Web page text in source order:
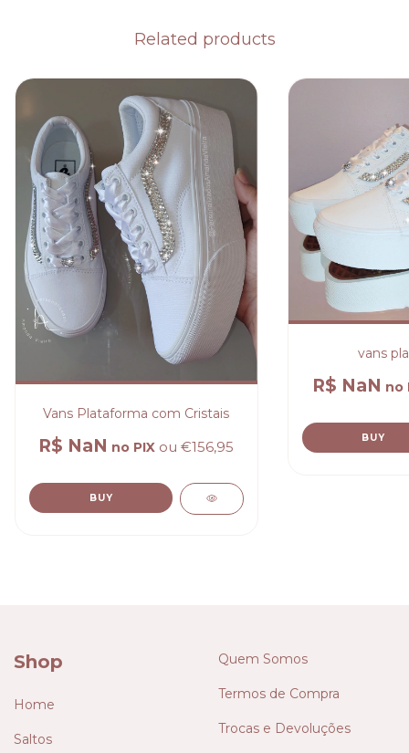
Related products
Vans Plataforma com Cristais
R$ NaN no PIX ou€156,95
BUY
vans
R$ NaN no
Shop
Home
Saltos
Quem Somos
Termos de Compra
Trocas e Devoluções